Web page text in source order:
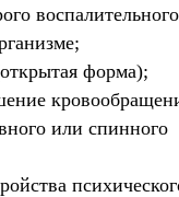
воспалительного
форма);
или спинного